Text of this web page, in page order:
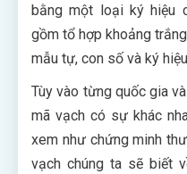
bằng một loại ký hiệu
gồm tổ hợp khoảng
mẫu tự, con số và ký
Tùy vào từng quốc gia
mã vạch có sự khác
xem như chứng minh
vạch chúng ta sẽ biết